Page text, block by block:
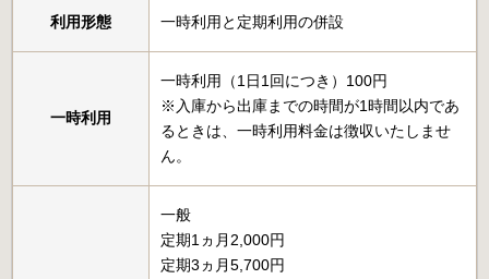
利用形態 一時利用と定期利用の併設
一時利用
一時利用（1日1回につき）100円
※入庫から出庫までの時間が1時間以内であ
るときは、一時利用料金は徴収いたしませ
ん。
一般
定期1ヵ月2,000円
定期3ヵ月5,700円